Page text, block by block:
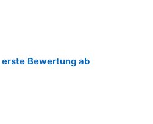
erste Bewertung ab